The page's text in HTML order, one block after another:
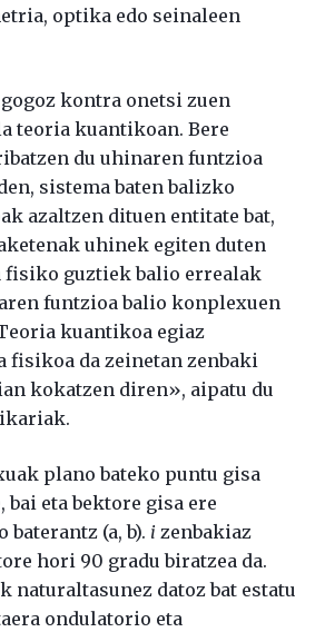
optika edo seinaleen
kontra onetsi zuen
teoria kuantikoan. Bere
du uhinaren funtzioa
sistema baten balizko
azaltzen dituen entitate bat,
uhinek egiten duten
fisiko guztiek balio errealak
funtzioa balio konplexuen
kuantikoa egiaz
fisikoa da zeinetan zenbaki
kokatzen diren», aipatu du
plano bateko puntu gisa
eta bektore gisa ere
(a, b). i zenbakiaz
hori 90 gradu biratzea da.
naturaltasunez datoz bat estatu
ondulatorio eta